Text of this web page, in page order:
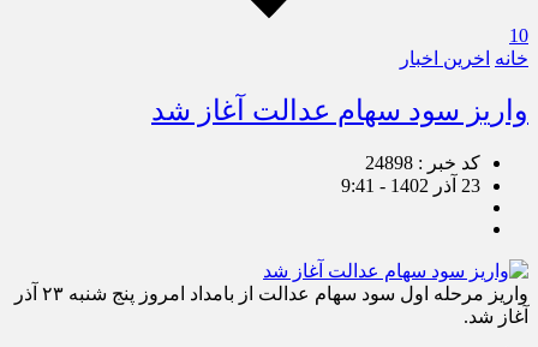
10
خانه اخرین اخبار
واریز سود سهام عدالت آغاز شد
کد خبر : 24898
23 آذر 1402 - 9:41
واریز مرحله اول سود سهام عدالت از بامداد امروز پنج شنبه ۲۳ آذر
آغاز شد.